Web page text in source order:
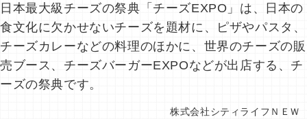
日本最大級チーズの祭典「チーズEXPO」は、日本の
食文化に欠かせないチーズを題材に、ピザやパスタ、
チーズカレーなどの料理のほかに、世界のチーズの販
売ブース、チーズバーガーEXPOなどが出店する、チ
ーズの祭典です。
株式会社シティライフＮＥＷ